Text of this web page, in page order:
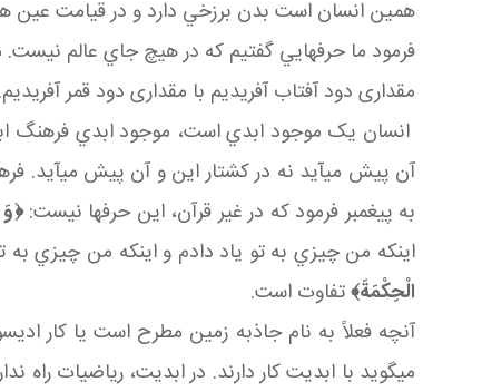
همين انسان است بدن برزخي دارد و در قيامت عين
فرمود ما حرف هايي گفتيم که در هيچ جاي عالم
مقداری دود آفتاب آفريديم با مقداری دود قمر
انسان يک موجود ابدي است، موجود ابدي فرهنگ
آن پيش مي آيد نه در کشتار اين و آن پيش مي آيد.
به پيغمبر فرمود که در غير قرآن، اين حرف ها نيست:﴿
اينکه من چيزي به تو ياد دادم و اينکه من چيزي
الْحِكْمَةَ﴾تفاوت است.
آنچه فعلاً به نام جاذبه زمين مطرح است يا کار
مي گويد با ابديت کار دارند. در ابديت، رياضيات راه